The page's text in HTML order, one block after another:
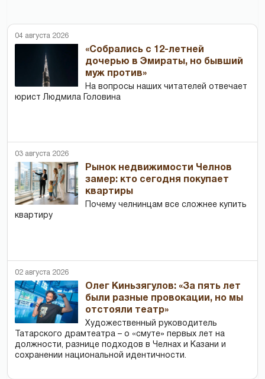
04 августа 2026
«Собрались с 12-летней
дочерью в Эмираты, но бывший
муж против»
На вопросы наших читателей отвечает
юрист Людмила Головина
03 августа 2026
Рынок недвижимости Челнов
замер: кто сегодня покупает
квартиры
Почему челнинцам все сложнее купить
квартиру
02 августа 2026
Олег Киньзягулов: «За пять лет
были разные провокации, но мы
отстояли театр»
Художественный руководитель
Татарского драмтеатра – о «смуте» первых лет на
должности, разнице подходов в Челнах и Казани и
сохранении национальной идентичности.